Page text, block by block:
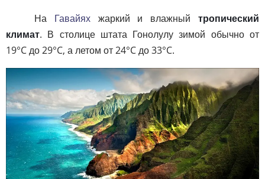
На Гавайяхжаркий и влажныйтропический
климат. В столице штата Гонолулу зимой обычно от
19°C до 29°C, а летом от 24°C до 33°C.